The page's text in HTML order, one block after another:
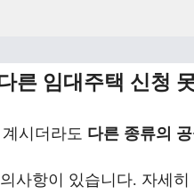
른 임대주택 신청
시더라도 다른 종류의
사항이 있습니다. 자세